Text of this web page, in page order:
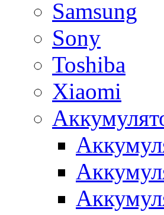
Samsung
Sony
Toshiba
Xiaomi